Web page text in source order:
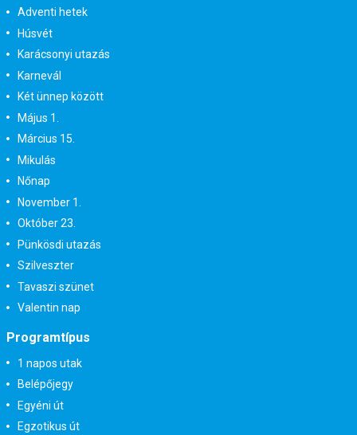
Adventi hetek
Húsvét
Karácsonyi utazás
Karnevál
Két ünnep között
Május 1.
Március 15.
Mikulás
Nőnap
November 1.
Október 23.
Pünkösdi utazás
Szilveszter
Tavaszi szünet
Valentin nap
Programtípus
1 napos utak
Belépőjegy
Egyéni út
Egzotikus út